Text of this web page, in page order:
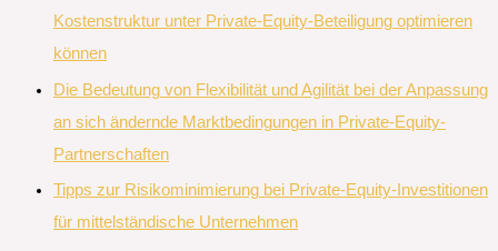
Kostenstruktur unter Private-Equity-Beteiligung optimieren
können
Die Bedeutung von Flexibilität und Agilität bei der Anpassung
an sich ändernde Marktbedingungen in Private-Equity-
Partnerschaften
Tipps zur Risikominimierung bei Private-Equity-Investitionen
für mittelständische Unternehmen